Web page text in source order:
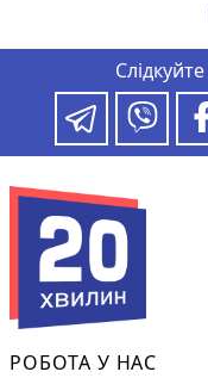
РОБОТА У НАС